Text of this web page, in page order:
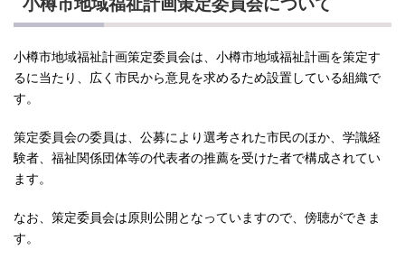
小樽市地域福祉計画策定委員会は、小樽市地域福祉計画を策定す
るに当たり、広く市民から意見を求めるため設置している組織で
す。
策定委員会の委員は、公募により選考された市民のほか、学識経
験者、福祉関係団体等の代表者の推薦を受けた者で構成されてい
ます。
なお、策定委員会は原則公開となっていますので、傍聴ができま
す。